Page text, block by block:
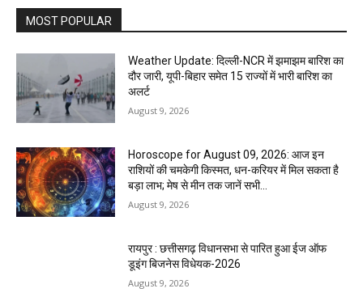
MOST POPULAR
Weather Update: दिल्ली-NCR में झमाझम बारिश का
दौर जारी, यूपी-बिहार समेत 15 राज्यों में भारी बारिश का
अलर्ट
August 9, 2026
Horoscope for August 09, 2026: आज इन
राशियों की चमकेगी किस्मत, धन-करियर में मिल सकता है
बड़ा लाभ; मेष से मीन तक जानें सभी...
August 9, 2026
रायपुर : छत्तीसगढ़ विधानसभा से पारित हुआ ईज ऑफ
डूइंग बिजनेस विधेयक-2026
August 9, 2026